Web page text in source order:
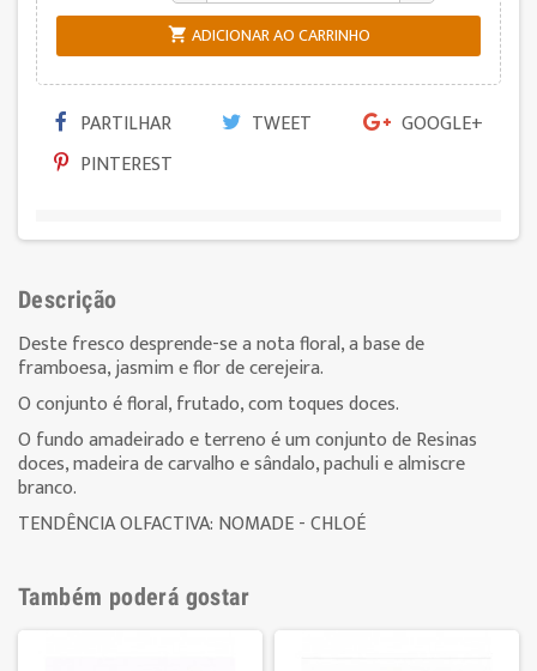
 ADICIONAR AO CARRINHO
PARTILHAR TWEET
GOOGLE+
PINTEREST
Descrição
Deste fresco desprende-se a nota floral, a base de
framboesa, jasmim e flor de cerejeira.
O conjunto é floral, frutado, com toques doces.
O fundo amadeirado e terreno é um conjunto de Resinas
doces, madeira de carvalho e sândalo, pachuli e almiscre
branco.
TENDÊNCIA OLFACTIVA: NOMADE - CHLOÉ
Também poderá gostar